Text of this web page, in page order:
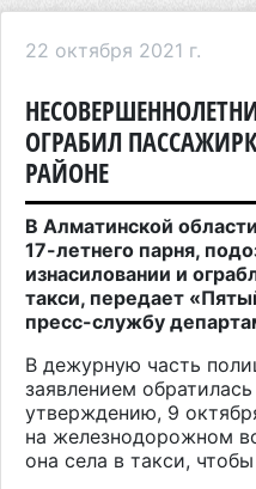
22 октября 2021 г.
ОГРАБИЛ
РАЙОНЕ
В Алматинской
17-летнего парня,
изнасиловании и
такси, передает
пресс-службу
В дежурную часть
заявлением
утверждению, 9
на железнодорожном
она села в такси,